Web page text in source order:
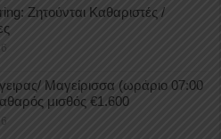
Ζητούνται Καθαριστές /
Μαγείρισσα (ωράριο 07:00
μισθός €1.600